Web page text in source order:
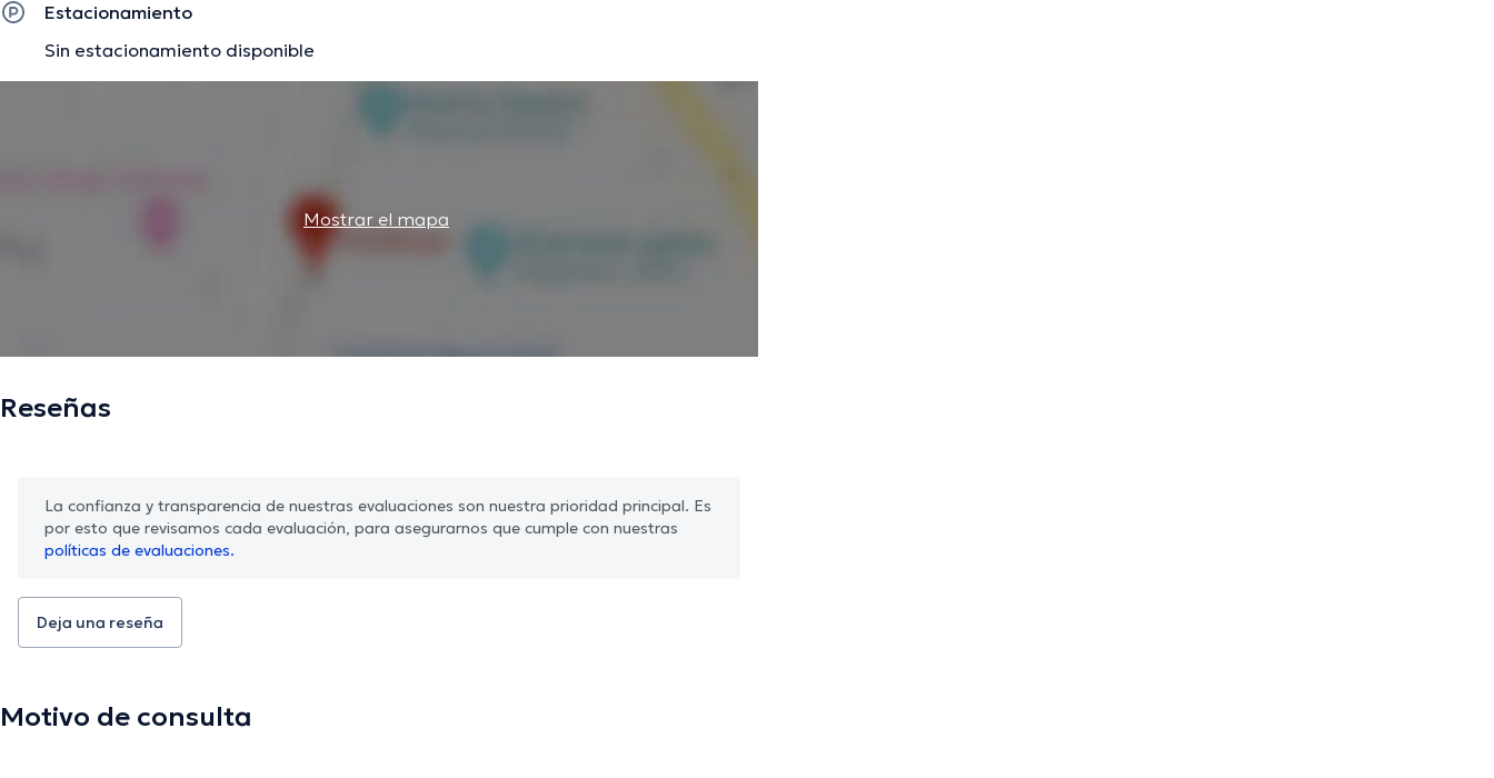
Estacionamiento
Sin estacionamiento disponible
Mostrar el mapa
Reseñas
La confianza y transparencia de nuestras evaluaciones son nuestra prioridad principal. Es
por esto que revisamos cada evaluación, para asegurarnos que cumple con nuestras
políticas de evaluaciones.
Deja una reseña
Motivo de consulta